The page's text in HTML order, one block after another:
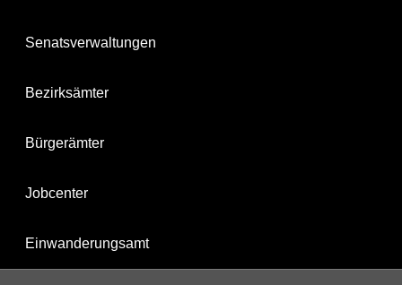
Senatsverwaltungen
Bezirksämter
Bürgerämter
Jobcenter
Einwanderungsamt